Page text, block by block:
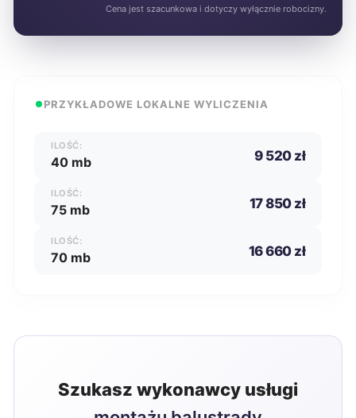
Cena jest szacunkowa i dotyczy wyłącznie robocizny.
PRZYKŁADOWE LOKALNE WYLICZENIA
ILOŚĆ:
40 mb 9 520 zł
ILOŚĆ:
75 mb 17 850 zł
ILOŚĆ:
70 mb 16 660 zł
Szukasz wykonawcy usługi